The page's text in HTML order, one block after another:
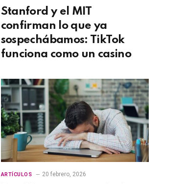
Stanford y el MIT
confirman lo que ya
sospechábamos: TikTok
funciona como un casino
ARTÍCULOS 20 febrero, 2026